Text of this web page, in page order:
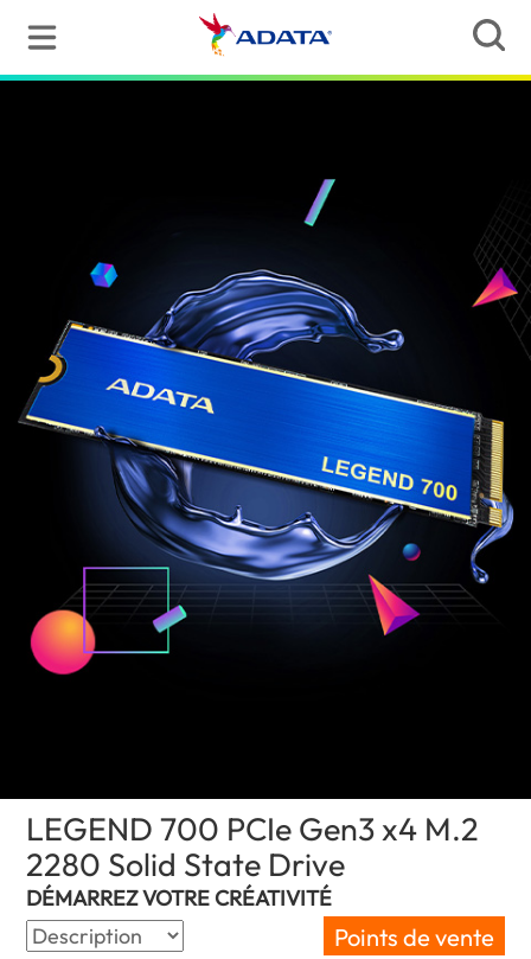
LEGEND 700 PCIe Gen3 x4 M.2
2280 Solid State Drive
DÉMARREZ VOTRE CRÉATIVITÉ
Points de vente